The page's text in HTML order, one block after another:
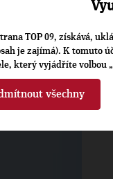
TOP 09, získává,
je zajímá). K tomuto
který vyjádříte volbou
všechny